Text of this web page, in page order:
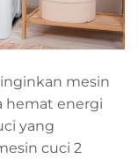
mesin
hemat energi
yang
cuci 2